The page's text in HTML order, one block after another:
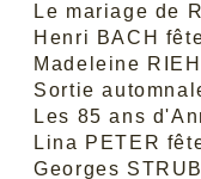
Le mariage de
Henri BACH
Madeleine
Sortie
Les 85 ans
Lina PETER
Georges STRUB